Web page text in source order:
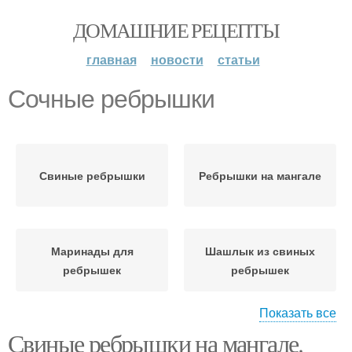
ДОМАШНИЕ РЕЦЕПТЫ
главная новости статьи
Сочные ребрышки
Свиные ребрышки Ребрышки на мангале
Маринады для
ребрышек
Шашлык из свиных
ребрышек
Маринад для свиных
Ребрышки в духовке
Показать все
Свиные ребрышки на мангале.